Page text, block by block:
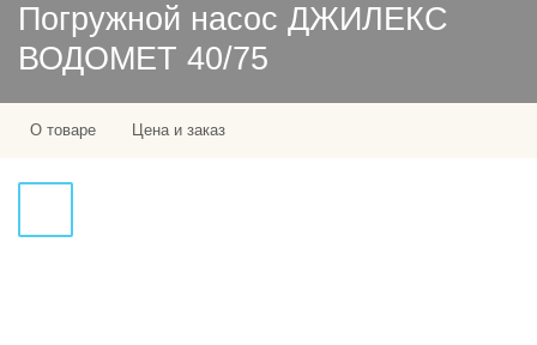
Погружной насос ДЖИЛЕКС
ВОДОМЕТ 40/75
О товаре Цена и заказ